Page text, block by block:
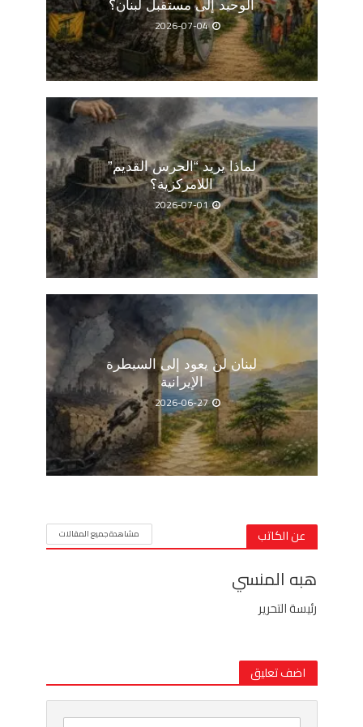
الوحيد إلى مستقبل لبنان؟
2026-07-04
لماذا يريد “الحرس القديم”
اللامركزية؟
2026-07-01
لبنان لن يعود إلى السيطرة
الإيرانية
2026-06-27
عن الكاتب مشاهدة جميع المقالات
هبه المنسي
رئيسة التحرير
اضف تعليق